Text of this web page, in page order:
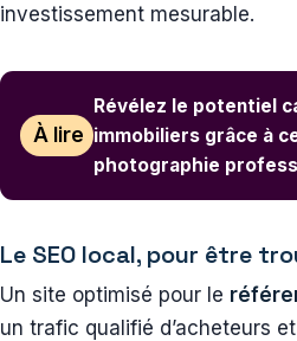
investissement mesurable.
À lire
Révélez le potentiel
immobiliers grâce à
photographie
Le SEO local, pour être
Un site optimisé pour le
un trafic qualifié d’acheteurs